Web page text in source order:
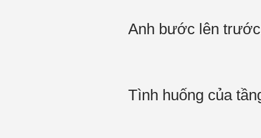
Anh bước lên
Tình huống của